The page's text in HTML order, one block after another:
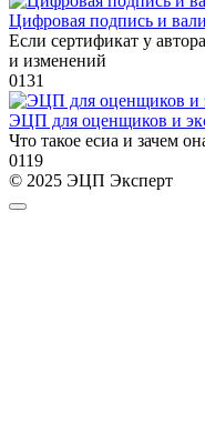
Цифровая подпись и
Если сертификат у
и изменений
0131
ЭЦП для оценщиков и
Что такое есиа и зачем
0119
© 2025 ЭЦП Эксперт